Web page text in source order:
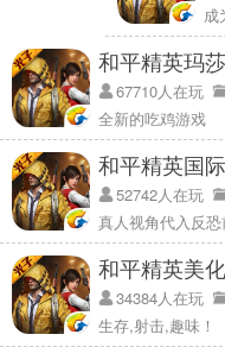
成
和平精英玛
67710人在玩
全新的吃鸡游戏
和平精英国
52742人在玩
真人视角代入反恐
和平精英美
34384人在玩
生存,射击,趣味！